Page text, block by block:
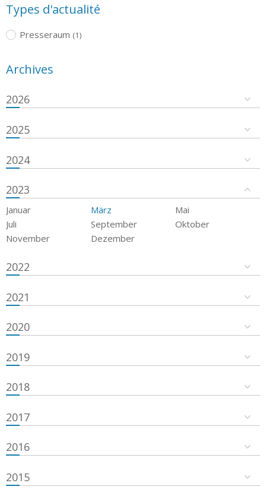
Types d'actualité
Presseraum (1)
Archives
2026
2025
2024
2023
Januar März
Mai
Juli
September
Oktober
November
Dezember
2022
2021
2020
2019
2018
2017
2016
2015